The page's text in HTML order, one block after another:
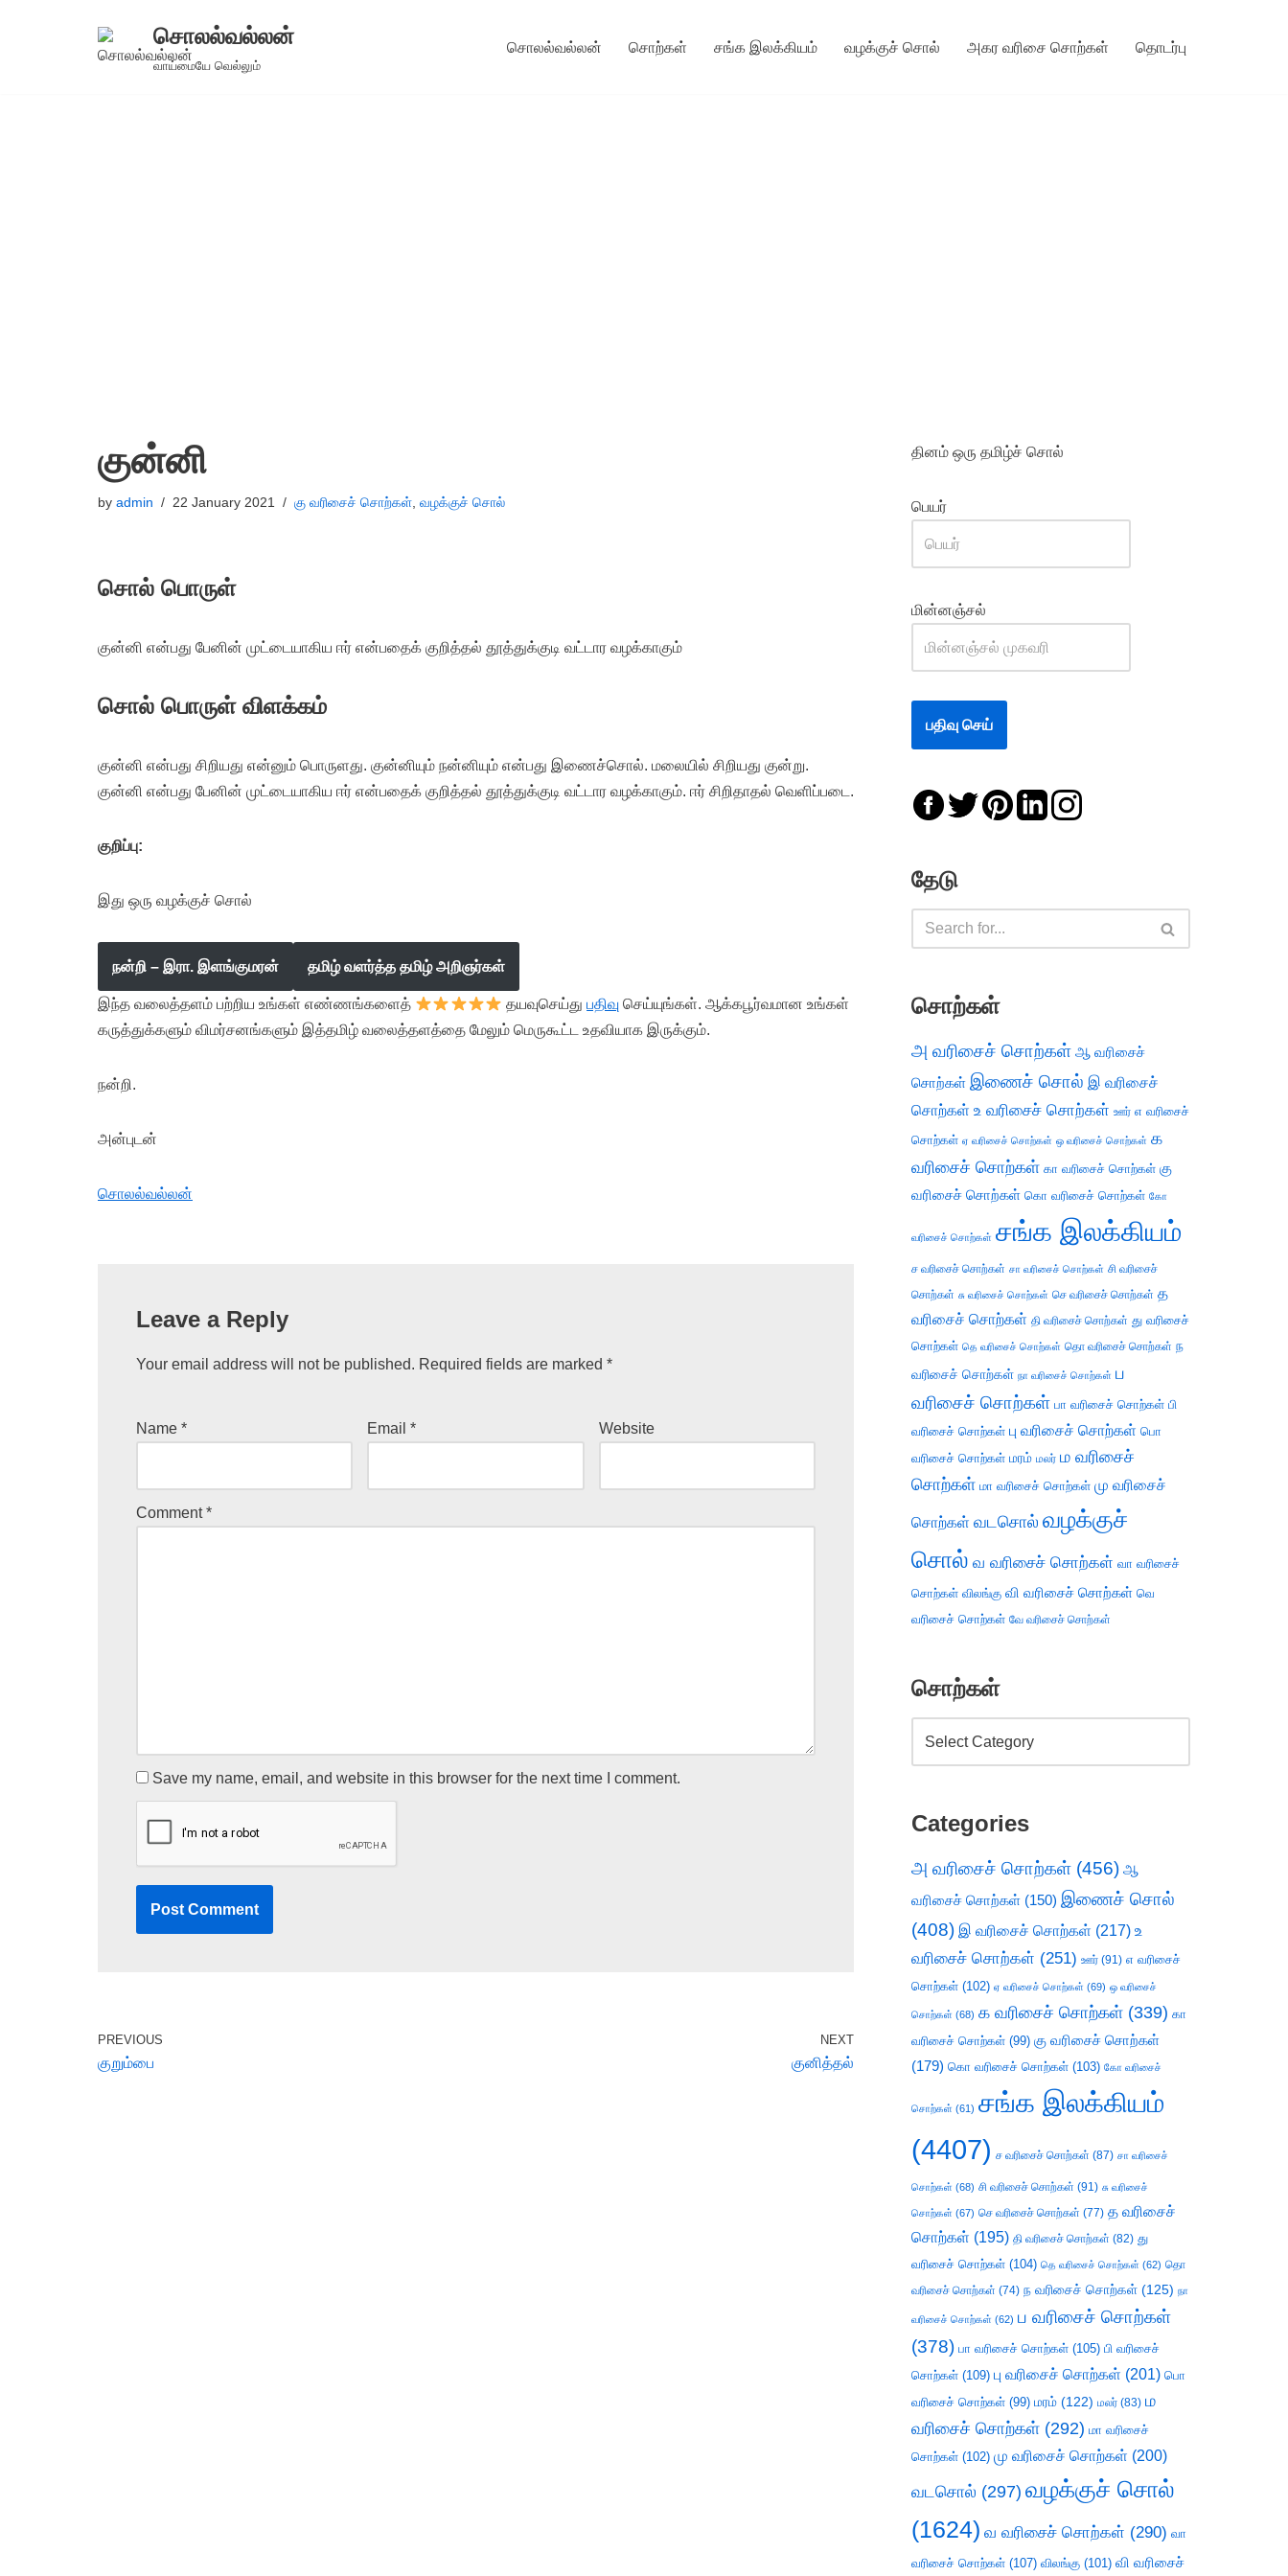
சொலல்வல்லன்
வாய்மையே வெல்லும்
சொலல்வல்லன் சொற்கள் சங்க இலக்கியம் வழக்குச் சொல் அகர வரிசை சொற்கள் தொடர்பு
குன்னி
by admin 22 January 2021 கு வரிசைச் சொற்கள் வழக்குச் சொல்
சொல் பொருள்
குன்னி என்பது பேனின் முட்டையாகிய ஈர் என்பதைக் குறித்தல் தூத்துக்குடி வட்டார வழக்காகும்
சொல் பொருள் விளக்கம்
குன்னி என்பது சிறியது என்னும் பொருளது. குன்னியும் நன்னியும் என்பது இணைச்சொல். மலையில் சிறியது குன்று.
குன்னி என்பது பேனின் முட்டையாகிய ஈர் என்பதைக் குறித்தல் தூத்துக்குடி வட்டார வழக்காகும். ஈர் சிறிதாதல் வெளிப்படை.
குறிப்பு:
இது ஒரு வழக்குச் சொல்
நன்றி – இரா. இளங்குமரன் தமிழ் வளர்த்த தமிழ் அறிஞர்கள்
இந்த வலைத்தளம் பற்றிய உங்கள் எண்ணங்களைத் தயவுசெய்துபதிவு செய்யுங்கள். ஆக்கபூர்வமான உங்கள்
கருத்துக்களும் விமர்சனங்களும் இத்தமிழ் வலைத்தளத்தை மேலும் மெருகூட்ட உதவியாக இருக்கும்.
நன்றி.
அன்புடன்
சொலல்வல்லன்
Leave a Reply
Your email address will not be published. Required fields are marked *
Name * Email* Website
Comment*
Save my name, email, and website in this browser for the next time I comment.
PREVIOUS
குறும்பை
NEXT
குனித்தல்
தினம் ஒரு தமிழ்ச் சொல்
பெயர்
மின்னஞ்சல்
தேடு
சொற்கள்
அ வரிசைச் சொற்கள் ஆ வரிசைச்
சொற்கள் இணைச் சொல் இ வரிசைச்
சொற்கள் உ வரிசைச் சொற்கள் ஊர் எ வரிசைச்
சொற்கள் ஏ வரிசைச் சொற்கள் ஒ வரிசைச் சொற்கள் க
வரிசைச் சொற்கள் கா வரிசைச் சொற்கள் கு
வரிசைச் சொற்கள் கொ வரிசைச் சொற்கள் கோ
வரிசைச் சொற்கள் சங்க இலக்கியம்
ச வரிசைச் சொற்கள் சா வரிசைச் சொற்கள் சி வரிசைச்
சொற்கள் சு வரிசைச் சொற்கள் செ வரிசைச் சொற்கள் த
வரிசைச் சொற்கள் தி வரிசைச் சொற்கள் து வரிசைச்
சொற்கள் தெ வரிசைச் சொற்கள் தொ வரிசைச் சொற்கள் ந
வரிசைச் சொற்கள் நா வரிசைச் சொற்கள் ப
வரிசைச் சொற்கள் பா வரிசைச் சொற்கள் பி
வரிசைச் சொற்கள் பு வரிசைச் சொற்கள் பொ
வரிசைச் சொற்கள் மரம் மலர் ம வரிசைச்
சொற்கள் மா வரிசைச் சொற்கள் மு வரிசைச்
சொற்கள் வடசொல் வழக்குச்
சொல் வ வரிசைச் சொற்கள் வா வரிசைச்
சொற்கள் விலங்கு வி வரிசைச் சொற்கள் வெ
வரிசைச் சொற்கள் வே வரிசைச் சொற்கள்
சொற்கள்
Categories
அ வரிசைச் சொற்கள் (456) ஆ
வரிசைச் சொற்கள் (150) இணைச் சொல்
(408) இ வரிசைச் சொற்கள் (217) உ
வரிசைச் சொற்கள் (251) ஊர் (91) எ வரிசைச்
சொற்கள் (102) ஏ வரிசைச் சொற்கள் (69) ஒ வரிசைச்
சொற்கள் (68) க வரிசைச் சொற்கள் (339) கா
வரிசைச் சொற்கள் (99) கு வரிசைச் சொற்கள்
(179) கொ வரிசைச் சொற்கள் (103) கோ வரிசைச்
சொற்கள் (61) சங்க இலக்கியம்
(4407) ச வரிசைச் சொற்கள் (87) சா வரிசைச்
சொற்கள் (68) சி வரிசைச் சொற்கள் (91) சு வரிசைச்
சொற்கள் (67) செ வரிசைச் சொற்கள் (77) த வரிசைச்
சொற்கள் (195) தி வரிசைச் சொற்கள் (82) து
வரிசைச் சொற்கள் (104) தெ வரிசைச் சொற்கள் (62) தொ
வரிசைச் சொற்கள் (74) ந வரிசைச் சொற்கள் (125) நா
வரிசைச் சொற்கள் (62) ப வரிசைச் சொற்கள்
(378) பா வரிசைச் சொற்கள் (105) பி வரிசைச்
சொற்கள் (109) பு வரிசைச் சொற்கள் (201) பொ
வரிசைச் சொற்கள் (99) மரம் (122) மலர் (83) ம
வரிசைச் சொற்கள் (292) மா வரிசைச்
சொற்கள் (102) மு வரிசைச் சொற்கள் (200)
வடசொல் (297) வழக்குச் சொல்
(1624) வ வரிசைச் சொற்கள் (290) வா
வரிசைச் சொற்கள் (107) விலங்கு (101) வி வரிசைச்